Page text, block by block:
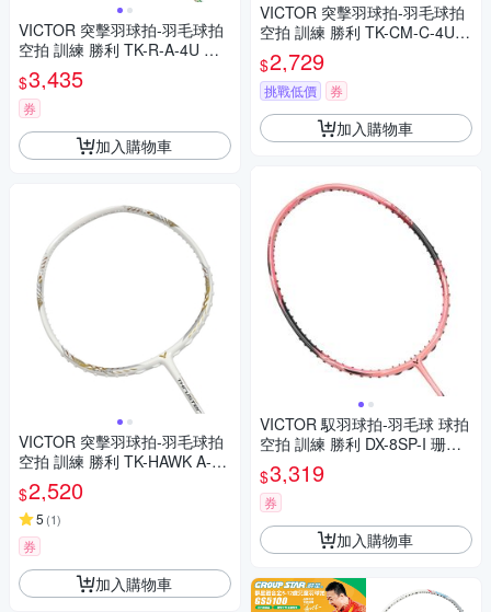
VICTOR 突擊羽球拍-羽毛球拍
空拍 訓練 勝利 TK-R-A-4U 白
金綠
$3,435
券
加入購物車
VICTOR 突擊羽球拍-羽毛球拍
空拍 訓練 勝利 TK-HAWK A-5U
G6 白金銀
$2,520
5 (1)
券
加入購物車
VICTOR 突擊羽球拍-羽毛球拍
空拍 訓練 勝利 TK-CM-C-4U
黑金銀
$2,729
挑戰低價 券
加入購物車
VICTOR 馭羽球拍-羽毛球 球拍
空拍 訓練 勝利 DX-8SP-I 珊瑚
粉黑
$3,319
券
加入購物車